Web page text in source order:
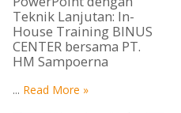
Teknik Lanjutan: In-
House Training BINUS
CENTER bersama PT.
HM Sampoerna
... Read More »